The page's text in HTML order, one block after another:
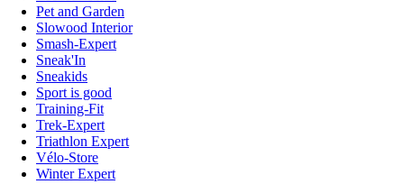
Pet and Garden
Slowood Interior
Smash-Expert
Sneak'In
Sneakids
Sport is good
Training-Fit
Trek-Expert
Triathlon Expert
Vélo-Store
Winter Expert